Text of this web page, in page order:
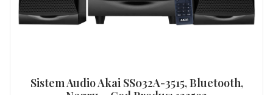
Sistem Audio Akai SS032A-3515, Bluetooth,